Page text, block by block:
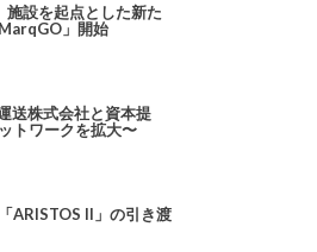
設を起点とした新た
」開始
送株式会社と資本提
トワークを拡大〜
ARISTOS II」の引き渡